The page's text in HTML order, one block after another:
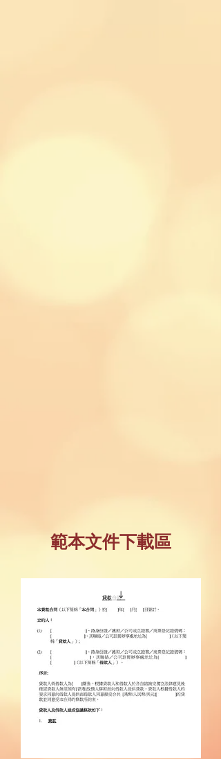
範本文件下載區